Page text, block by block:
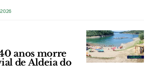
anos morre
de Aldeia do